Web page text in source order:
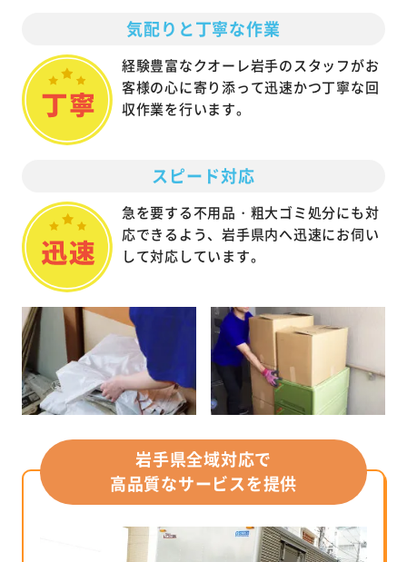
気配りと丁寧な作業
経験豊富なクオーレ岩手のスタッフがお
客様の心に寄り添って迅速かつ丁寧な回
収作業を行います。
スピード対応
急を要する不用品・粗大ゴミ処分にも対
応できるよう、岩手県内へ迅速にお伺い
して対応しています。
岩手県全域対応で
高品質なサービスを提供